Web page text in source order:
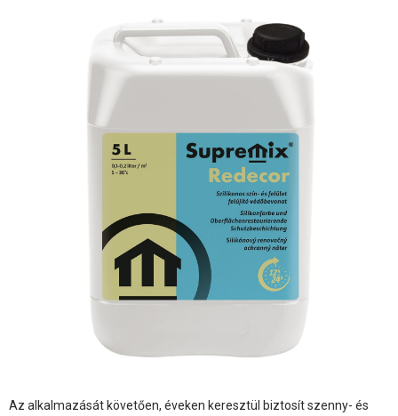
Az alkalmazását követően, éveken keresztül biztosít szenny- és